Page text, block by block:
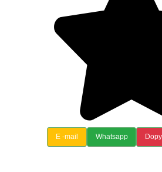
E -mail Whatsapp